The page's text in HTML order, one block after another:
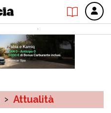
> Attualità